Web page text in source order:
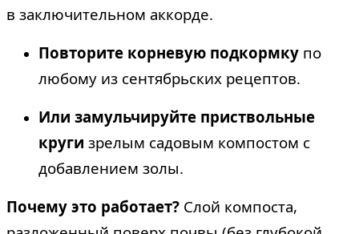
в заключительном аккорде.
Повторите корневую подкормку по
любому из сентябрьских рецептов.
Или замульчируйте приствольные
круги зрелым садовым компостом с
добавлением золы.
Почему это работает? Слой компоста,